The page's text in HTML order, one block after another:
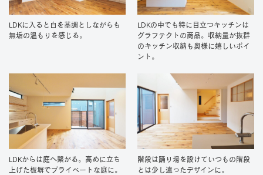
LDKに入ると白を基調としながらも
無垢の温もりを感じる。
LDKの中でも特に目立つキッチンは
グラフテクトの商品。収納量が抜群
のキッチン収納も奥様に嬉しいポイ
ント。
LDKからは庭へ繋がる。高めに立ち
上げた板塀でプライベートな庭に。
階段は踊り場を設けていつもの階段
とは少し違ったデザインに。